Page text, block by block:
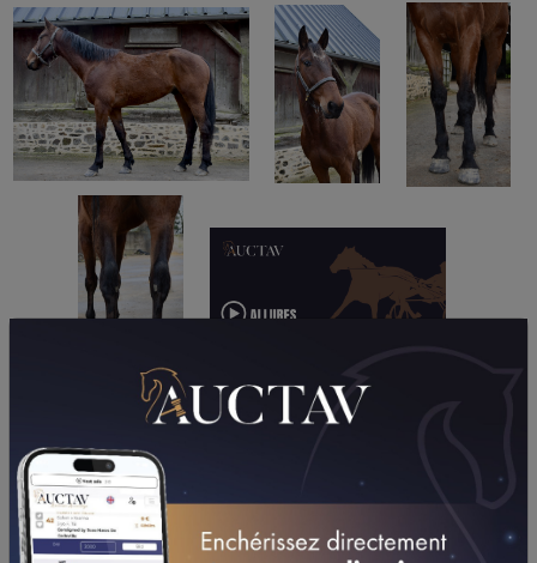
01/05/26 8ÈME
12/04/26 5ÈMEPRIX DU PMU "LE SAINT-CLOUD" (GR B)